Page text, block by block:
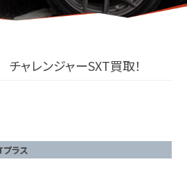
チャレンジャーSXT買取！
ラス